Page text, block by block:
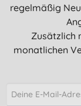
regelmäßig
Zusätzlich
monatlichen